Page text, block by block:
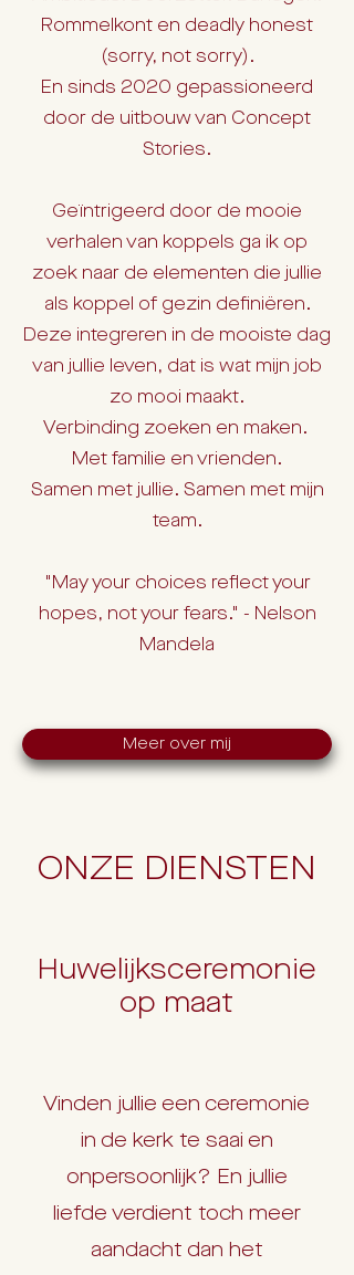
Rommelkont en deadly honest
(sorry, not sorry).
En sinds 2020 gepassioneerd
door de uitbouw van Concept
Stories.
Geïntrigeerd door de mooie
verhalen van koppels ga ik op
zoek naar de elementen die jullie
als koppel of gezin definiëren.
Deze integreren in de mooiste dag
van jullie leven, dat is wat mijn job
zo mooi maakt.
Verbinding zoeken en maken.
Met familie en vrienden.
Samen met jullie. Samen met mijn
team.
"May your choices reflect your
hopes, not your fears." - Nelson
Mandela
Meer over mij
ONZE DIENSTEN
Huwelijksceremonie
op maat
Vinden jullie een ceremonie
in de kerk te saai en
onpersoonlijk? En jullie
liefde verdient toch meer
aandacht dan het